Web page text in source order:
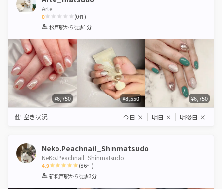
Arte
0
1 2 3 4 5
(0件)
松戸駅から徒歩1分
¥6,750 ¥8,550 ¥6,750
空き状況 今日 × 明日 × 明後日 ×
Neko.Peachnail_Shinmatsudo
NeKo.Peachnail_Shinmatsudo
4.9
1 2 3 4 5
(86件)
新松戸駅から徒歩3分